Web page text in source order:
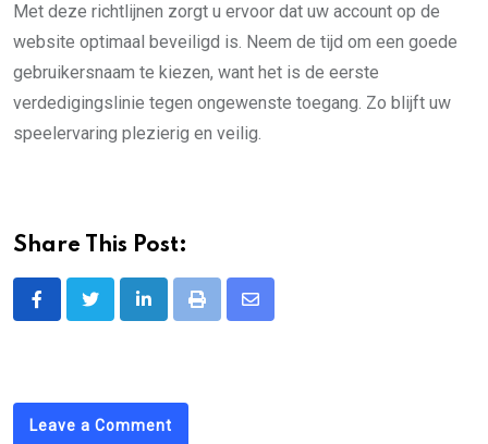
Met deze richtlijnen zorgt u ervoor dat uw account op de
website optimaal beveiligd is. Neem de tijd om een goede
gebruikersnaam te kiezen, want het is de eerste
verdedigingslinie tegen ongewenste toegang. Zo blijft uw
speelervaring plezierig en veilig.
Share This Post:
LinkedInPrint
Share
Leave a Comment